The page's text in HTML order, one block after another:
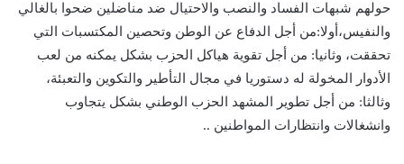
حولهم شبهات الفساد والنصب والاحتيال ضد مناضلين ضحوا بالغالي
والنفيس،أولا:من أجل الدفاع عن الوطن وتحصين المكتسبات التي
تحققت، وثانيا: من أجل تقوية هياكل الحزب بشكل يمكنه من لعب
الأدوار المخولة له دستوريا في مجال التأطير والتكوين والتعبئة،
وثالثا: من أجل تطوير المشهد الحزب الوطني بشكل يتجاوب
وانشغالات وانتظارات المواطنين ..